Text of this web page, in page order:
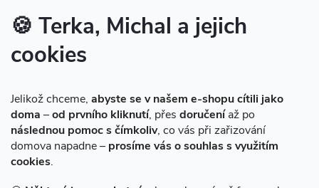
🍪 Terka, Michal a jejich
cookies
Jelikož chceme, abyste se v našem e-shopu cítili jako
doma –od prvního kliknutí, přes doručeníaž po
následnou pomoc s čímkoliv, co vás při zařizování
domova napadne – prosíme vás o souhlas s využitím
cookies.
Instagram